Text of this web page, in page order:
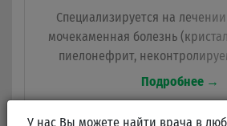
Специализируется на лечении
мочекаменная болезнь
пиелонефрит,
железо-дефицитная
дефицитная анемия,
реакции, диспепсия, циститы,
Подробнее →
У нас Вы можете найти врача в